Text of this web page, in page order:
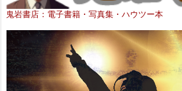
鬼岩書店：電子書籍・写真集・ハウツー本